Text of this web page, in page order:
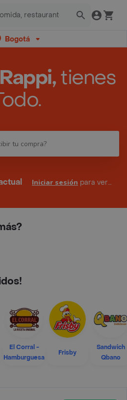
Bogotá
Rappi,tienes
Iniciar sesión para ver tus direcciones
El Corral -
Hamburguesa
Frisby
Sandwich
Qbano